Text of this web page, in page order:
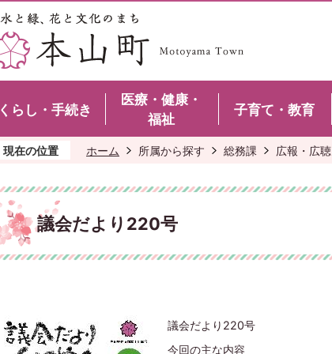
くらし・手続き
医療・健康・
福祉
子育て・教育
現在の位置 ホーム 所属から探す 総務課 広報・広聴
議会だより220号
議会だより220号
今回の主な内容